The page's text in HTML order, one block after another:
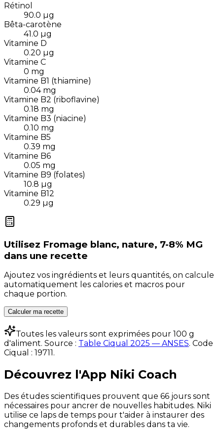
Rétinol
90.0 µg
Bêta-carotène
41.0 µg
Vitamine D
0.20 µg
Vitamine C
0 mg
Vitamine B1 (thiamine)
0.04 mg
Vitamine B2 (riboflavine)
0.18 mg
Vitamine B3 (niacine)
0.10 mg
Vitamine B5
0.39 mg
Vitamine B6
0.05 mg
Vitamine B9 (folates)
10.8 µg
Vitamine B12
0.29 µg
Utilisez Fromage blanc, nature, 7-8% MG
dans une recette
Ajoutez vos ingrédients et leurs quantités, on calcule
automatiquement les calories et macros pour
chaque portion.
Calculer ma recette
Toutes les valeurs sont exprimées pour 100 g
d'aliment. Source : Table Ciqual 2025 — ANSES. Code
Ciqual : 19711 .
Découvrez l'App Niki Coach
Des études scientifiques prouvent que 66 jours sont
nécessaires pour ancrer de nouvelles habitudes. Niki
utilise ce laps de temps pour t'aider à instaurer des
changements profonds et durables dans ta vie.